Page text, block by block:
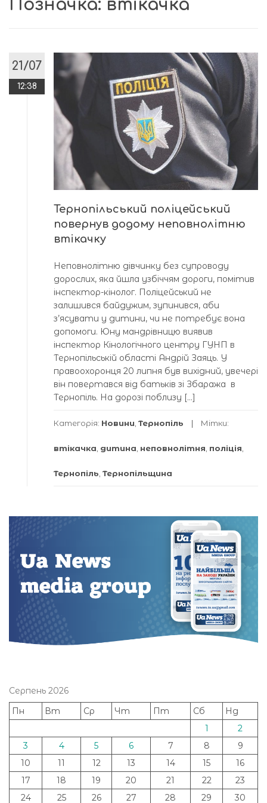
Позначка: втікачка
21/07
12:38
Тернопільський поліцейський
повернув додому неповнолітню
втікачку
Неповнолітню дівчинку без супроводу
дорослих, яка йшла узбіччям дороги, помітив
інспектор-кінолог. Поліцейський не
залишився байдужим, зупинився, аби
з’ясувати у дитини, чи не потребує вона
допомоги. Юну мандрівницю виявив
інспектор Кінологічного центру ГУНП в
Тернопільській області Андрій Заяць. У
правоохоронця 20 липня був вихідний, увечері
він повертався від батьків зі Збаража в
Тернопіль. На дорозі поблизу […]
Категорія: Новини Тернопіль Мітки:
втікачка дитина неповнолітня поліція
Тернопіль Тернопільщина
Серпень 2026
Пн
Вт Ср Чт Пт Сб
Нд
1
2
3
4 5 6 7 8
9
10
11 12 13 14 15
16
17
18 19 20 21 22
23
24
25 26 27 28 29
30